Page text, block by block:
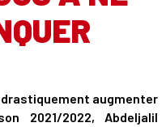
drastiquement augmenter
2021/2022, Abdeljalil